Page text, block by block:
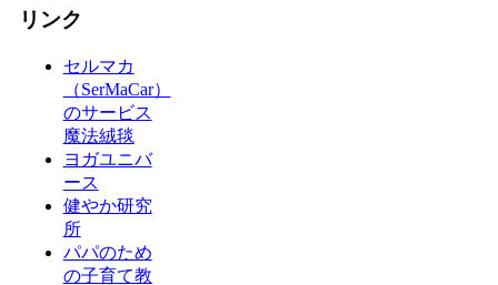
リンク
セルマカ
（SerMaCar）
のサービス
魔法絨毯
ヨガユニバ
ース
健やか研究
所
パパのため
の子育て教